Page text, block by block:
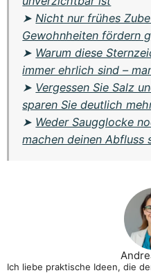
➤Nicht nur frühes
Gewohnheiten fördern
➤ Warum diese
immer ehrlich sind –
➤ Vergessen Sie Salz
sparen Sie deutlich
➤ Weder Saugglocke
machen deinen Abfluss
Ich liebe praktische Ideen, die